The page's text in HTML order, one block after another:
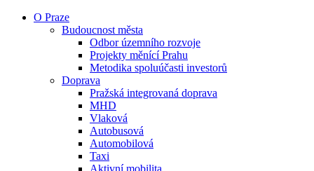
O Praze
Budoucnost města
Odbor územního rozvoje
Projekty měnící Prahu
Metodika spoluúčasti investorů
Doprava
Pražská integrovaná doprava
MHD
Vlaková
Autobusová
Automobilová
Taxi
Aktivní mobilita